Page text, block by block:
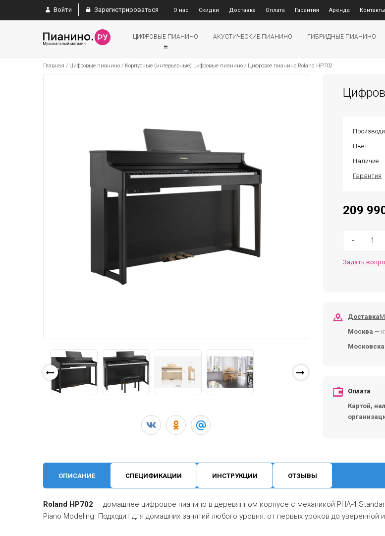
Войти Зарегистрироваться О нас Скидки Доставка Оплата Гарантия Аренда Контакты
ЦИФРОВЫЕ ПИАНИНО АКУСТИЧЕСКИЕ ПИАНИНО ГИБРИДНЫЕ ПИАНИНО
Главная / Цифровые пианино / Корпусные (интерьерные) цифровые пианино / Цифровое пианино Roland HP702
Цвет:
Наличие
Гарантия
209
-
Задать
Доставка
Москва —
Оплата
Картой,
ОПИСАНИЕ СПЕЦИФИКАЦИИ ИНСТРУКЦИИ ОТЗЫВЫ
Roland HP702 — домашнее цифровое пианино в деревянном корпусе с механикой PHA-4
Piano Modeling. Подходит для домашних занятий любого уровня: от первых уроков до уверенной